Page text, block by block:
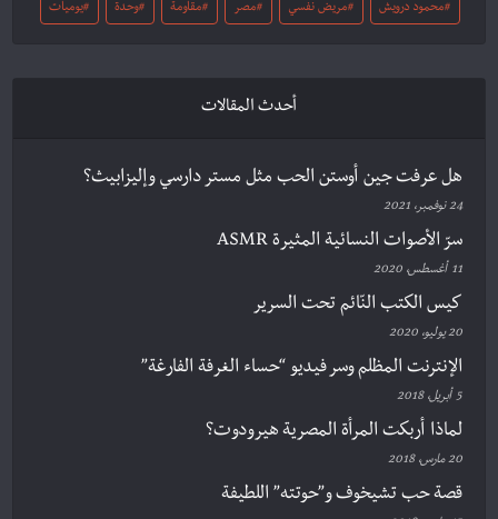
محمود درويش مريض نفسي مصر مقاومة وحدة يوميات
أحدث المقالات
هل عرفت جين أوستن الحب مثل مستر دارسي وإليزابيث؟
24 نوفمبر، 2021
سرّ الأصوات النسائية المثيرة ASMR
11 أغسطس، 2020
كيس الكتب النّائم تحت السرير
20 يوليو، 2020
الإنترنت المظلم وسر فيديو “حساء الغرفة الفارغة”
5 أبريل، 2018
لماذا أربكت المرأة المصرية هيرودوت؟
20 مارس، 2018
قصة حب تشيخوف و”حوتته” اللطيفة